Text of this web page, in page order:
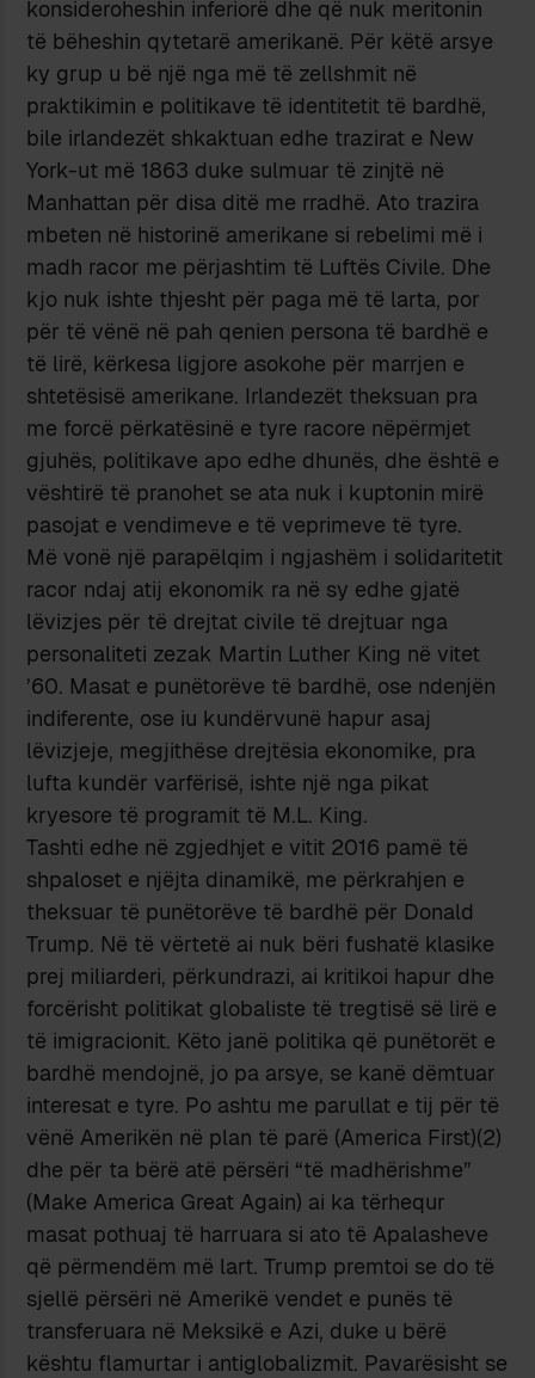
konsideroheshin inferiorë dhe që nuk meritonin
të bëheshin qytetarë amerikanë. Për këtë arsye
ky grup u bë një nga më të zellshmit në
praktikimin e politikave të identitetit të bardhë,
bile irlandezët shkaktuan edhe trazirat e New
York-ut më 1863 duke sulmuar të zinjtë në
Manhattan për disa ditë me rradhë. Ato trazira
mbeten në historinë amerikane si rebelimi më i
madh racor me përjashtim të Luftës Civile. Dhe
kjo nuk ishte thjesht për paga më të larta, por
për të vënë në pah qenien persona të bardhë e
të lirë, kërkesa ligjore asokohe për marrjen e
shtetësisë amerikane. Irlandezët theksuan pra
me forcë përkatësinë e tyre racore nëpërmjet
gjuhës, politikave apo edhe dhunës, dhe është e
vështirë të pranohet se ata nuk i kuptonin mirë
pasojat e vendimeve e të veprimeve të tyre.
Më vonë një parapëlqim i ngjashëm i solidaritetit
racor ndaj atij ekonomik ra në sy edhe gjatë
lëvizjes për të drejtat civile të drejtuar nga
personaliteti zezak Martin Luther King në vitet
’60. Masat e punëtorëve të bardhë, ose ndenjën
indiferente, ose iu kundërvunë hapur asaj
lëvizjeje, megjithëse drejtësia ekonomike, pra
lufta kundër varfërisë, ishte një nga pikat
kryesore të programit të M.L. King.
Tashti edhe në zgjedhjet e vitit 2016 pamë të
shpaloset e njëjta dinamikë, me përkrahjen e
theksuar të punëtorëve të bardhë për Donald
Trump. Në të vërtetë ai nuk bëri fushatë klasike
prej miliarderi, përkundrazi, ai kritikoi hapur dhe
forcërisht politikat globaliste të tregtisë së lirë e
të imigracionit. Këto janë politika që punëtorët e
bardhë mendojnë, jo pa arsye, se kanë dëmtuar
interesat e tyre. Po ashtu me parullat e tij për të
vënë Amerikën në plan të parë (America First)(2)
dhe për ta bërë atë përsëri “të madhërishme”
(Make America Great Again) ai ka tërhequr
masat pothuaj të harruara si ato të Apalasheve
që përmendëm më lart. Trump premtoi se do të
sjellë përsëri në Amerikë vendet e punës të
transferuara në Meksikë e Azi, duke u bërë
kështu flamurtar i antiglobalizmit. Pavarësisht se